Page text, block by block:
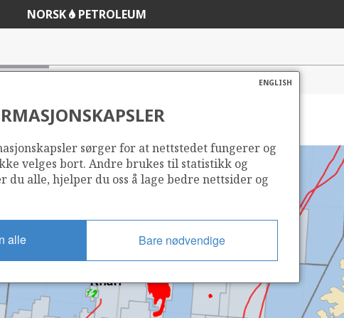
NORSK PETROLEUM
sørger for at nettstedet fungerer og
velges bort. Andre brukes til statistikk og
du alle, hjelper du oss å lage bedre nettsider og
alle Bare nødvendige
ENGLISH